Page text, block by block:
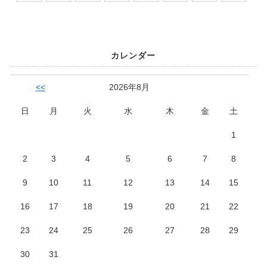
カレンダー
<< 2026年8月
日 月 火 水 木 金 土
1
2 3 4 5 6 7 8
9 10 11 12 13 14 15
16 17 18 19 20 21 22
23 24 25 26 27 28 29
30 31